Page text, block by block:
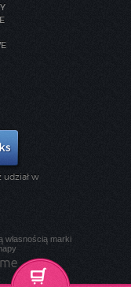
udział w
marki